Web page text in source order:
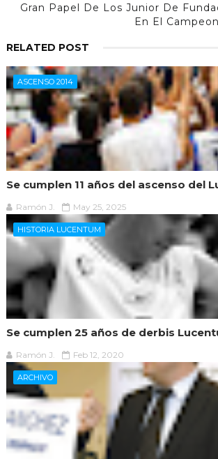
Gran Papel De Los Junior De
En El
RELATED POST
ASCENSO 2014
Se cumplen 11 años del ascenso del
Ramón J. May 25, 2025
HISTORIA LUCENTUM
Se cumplen 25 años de derbis
Ramón J. Feb 12, 2020
ARCHIVO